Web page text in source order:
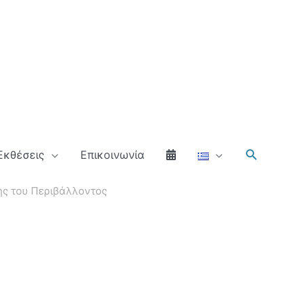
Επικοινωνία
του Περιβάλλοντος